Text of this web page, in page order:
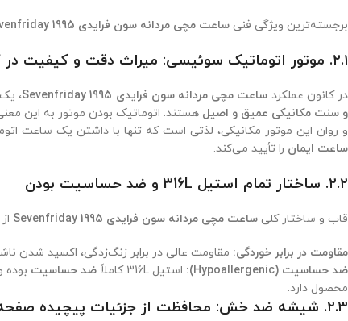
برجسته‌ترین ویژگی فنی ساعت مچی مردانه سون فرایدی 1995 Sevenfriday
۲.۱. موتور اتوماتیک سوئیسی: میراث دقت و کیفیت در
در کانون عملکرد ساعت مچی مردانه سون فرایدی 1995 Sevenfriday ،
و سنت مکانیکی عمیق و اصیل هستند. اتوماتیک بودن موتور به این
و روان این موتور مکانیکی، لذتی است که تنها با داشتن یک ساعت
ساعت ایمان را تأیید می‌کند.
۲.۲. ساختار تمام استیل 316L و ضد حساسیت بودن
قاب و ساختار کلی ساعت مچی مردانه سون فرایدی 1995 Sevenfriday
مقاومت در برابر خوردگی: مقاومت عالی در برابر زنگ‌زدگی، اکسید شدن
ضد حساسیت (Hypoallergenic):
استیل 316L کاملاً ضد حساسیت
محصول دارد.
۲.۳. شیشه ضد خش: محافظت از جزئیات پیچیده صفحه طوسی